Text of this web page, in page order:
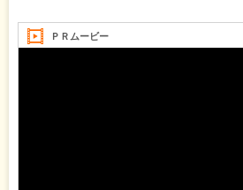
ＰＲムービー